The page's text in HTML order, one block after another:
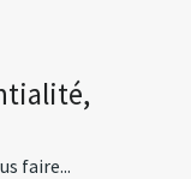
faire...